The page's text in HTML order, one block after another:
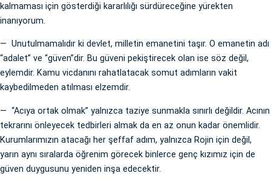
kalmaması için gösterdiği kararlılığı sürdüreceğine yürekten
inanıyorum.
— Unutulmamalıdır ki devlet, milletin emanetini taşır. O emanetin adı
“adalet” ve “güven”dir. Bu güveni pekiştirecek olan ise söz değil,
eylemdir. Kamu vicdanını rahatlatacak somut adımların vakit
kaybedilmeden atılması elzemdir.
— “Acıya ortak olmak” yalnızca taziye sunmakla sınırlı değildir. Acının
tekrarını önleyecek tedbirleri almak da en az onun kadar önemlidir.
Kurumlarımızın atacağı her şeffaf adım, yalnızca Rojin için değil,
yarın aynı sıralarda öğrenim görecek binlerce genç kızımız için de
güven duygusunu yeniden inşa edecektir.